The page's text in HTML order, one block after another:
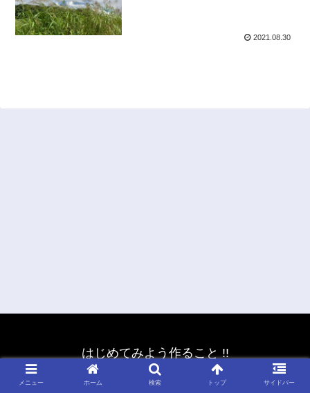
2021.08.30
はじめてみよう作ること !!
© 2021 はじめてみよう作ること !!.
メニュー ホーム 検索 トップ サイドバー